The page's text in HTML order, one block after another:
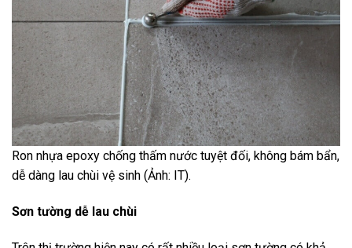
Ron nhựa epoxy chống thấm nước tuyệt đối, không bám bẩn,
dễ dàng lau chùi vệ sinh (Ảnh: IT).
Sơn tường dễ lau chùi